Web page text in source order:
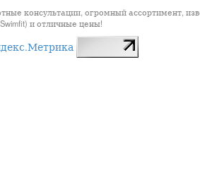
консультации, огромный ассортимент,
Swimfit) и отличные цены!